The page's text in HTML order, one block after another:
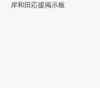
岸和田応援掲示板